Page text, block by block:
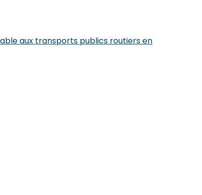
aux transports publics routiers en